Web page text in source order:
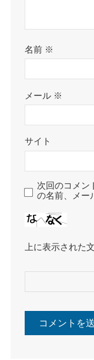
名前 ※
メール ※
サイト
次回のコメン
の名前、メー
上に表示された